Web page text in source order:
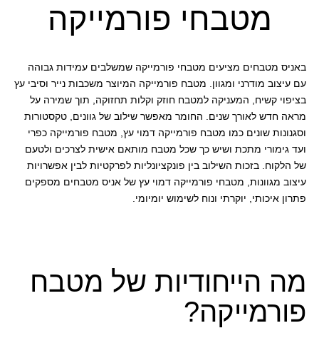
מטבחי פורמייקה
באניס מטבחים מציעים מטבחי פורמייקה שמשלבים עמידות גבוהה
עם עיצוב מודרני ומגוון. מטבח פורמייקה המיוצר משכבות נייר וסיבי עץ
בציפוי קשיח, המעניקה למטבח חוזק וקלות תחזוקה, תוך שמירה על
מראה חדש לאורך שנים. החומר מאפשר שילוב של גוונים, טקסטורות
וסגנונות שונים כמו מטבח פורמייקה דמוי עץ, מטבח פורמייקה כפרי
ועד גימורי מתכת ושיש כך שכל מטבח מותאם אישית לצרכים ולטעם
של הלקוח. בזכות השילוב בין פונקציונליות לפרקטיות לבין אפשרויות
עיצוב מגוונות, מטבחי פורמייקה דמוי עץ של אניס מטבחים מספקים
פתרון איכותי, יוקרתי ונוח לשימוש יומיומי.
מה הייחודיות של מטבח
פורמייקה?